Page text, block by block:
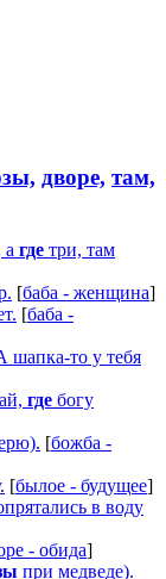
дворе, там,
а где три, там
[баба - женщина]
[баба -
шапка-то у тебя
где богу
[божба -
[былое - будущее]
в воду
- обида]
при медведе).